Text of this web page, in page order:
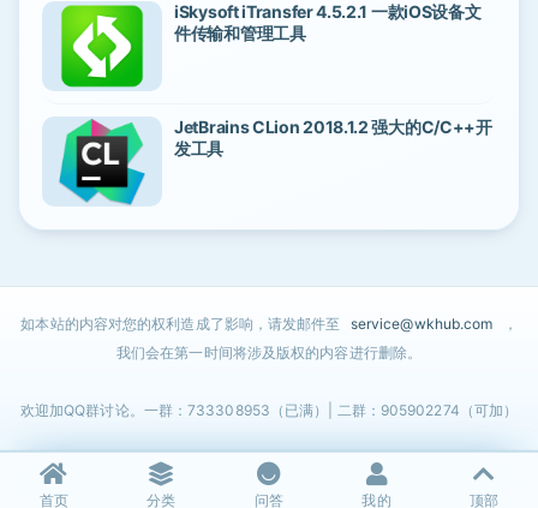
iSkysoft iTransfer 4.5.2.1 一款iOS设备文
件传输和管理工具
JetBrains CLion 2018.1.2 强大的C/C++开
发工具
如本站的内容对您的权利造成了影响，请发邮件至 service@wkhub.com
，
我们会在第一时间将涉及版权的内容进行删除。
欢迎加QQ群讨论。一群：733308953（已满）| 二群：905902274（可加）
首页 分类 问答 我的 顶部